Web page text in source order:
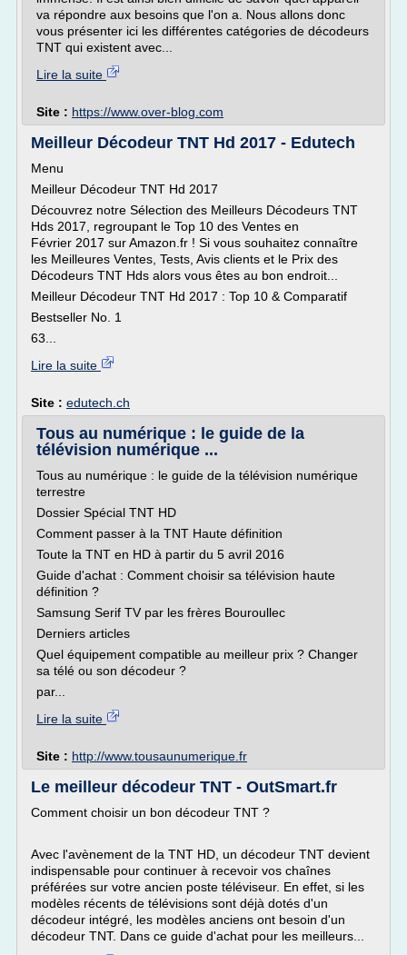
va répondre aux besoins que l'on a. Nous allons donc
vous présenter ici les différentes catégories de décodeurs
TNT qui existent avec...
Lire la suite
Site : https://www.over-blog.com
Meilleur Décodeur TNT Hd 2017 - Edutech
Menu
Meilleur Décodeur TNT Hd 2017
Découvrez notre Sélection des Meilleurs Décodeurs TNT
Hds 2017, regroupant le Top 10 des Ventes en
Février 2017 sur Amazon.fr ! Si vous souhaitez connaître
les Meilleures Ventes, Tests, Avis clients et le Prix des
Décodeurs TNT Hds alors vous êtes au bon endroit...
Meilleur Décodeur TNT Hd 2017 : Top 10 & Comparatif
Bestseller No. 1
63...
Lire la suite
Site : edutech.ch
Tous au numérique : le guide de la
télévision numérique ...
Tous au numérique : le guide de la télévision numérique
terrestre
Dossier Spécial TNT HD
Comment passer à la TNT Haute définition
Toute la TNT en HD à partir du 5 avril 2016
Guide d'achat : Comment choisir sa télévision haute
définition ?
Samsung Serif TV par les frères Bouroullec
Derniers articles
Quel équipement compatible au meilleur prix ? Changer
sa télé ou son décodeur ?
par...
Lire la suite
Site : http://www.tousaunumerique.fr
Le meilleur décodeur TNT - OutSmart.fr
Comment choisir un bon décodeur TNT ?
Avec l'avènement de la TNT HD, un décodeur TNT devient
indispensable pour continuer à recevoir vos chaînes
préférées sur votre ancien poste téléviseur. En effet, si les
modèles récents de télévisions sont déjà dotés d'un
décodeur intégré, les modèles anciens ont besoin d'un
décodeur TNT. Dans ce guide d'achat pour les meilleurs...